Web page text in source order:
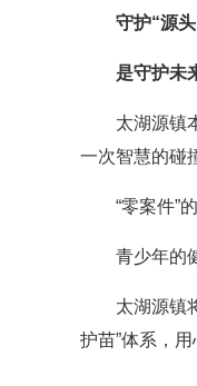
守护“源
是守护未
太湖源镇
一次智慧的碰
“零案件”
青少年的
太湖源镇
护苗”体系，